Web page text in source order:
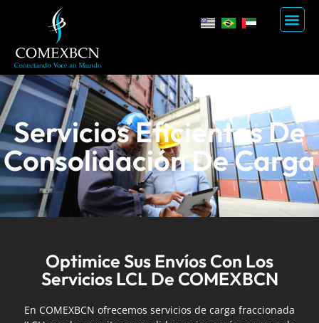
Servicios Eficientes De
Consolidación De Carga
Optimice Sus Envíos Con Los
Servicios LCL De COMEXBCN
En COMEXBCN ofrecemos servicios de carga fraccionada